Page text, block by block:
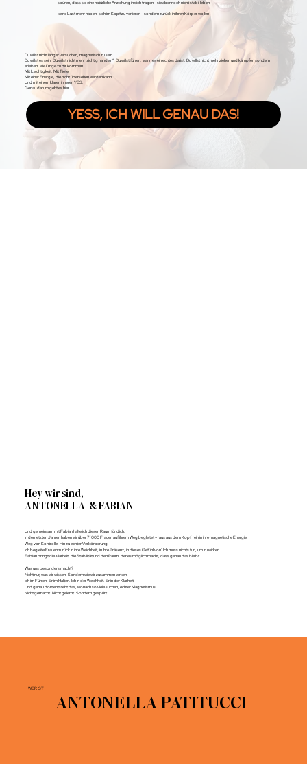
spüren, dass sie eine natürliche Anziehung in sich tragen – sie aber noch nicht stabil leben
keine Lust mehr haben, sich im Kopf zu verlieren – sondern zurück in ihren Körper wollen
Du willst nicht länger versuchen, magnetisch zu sein.
Du willst es sein. Du willst nicht mehr „richtig handeln“. Du willst fühlen, wann es ein echtes Ja ist. Du willst nicht mehr ziehen und kämpfen sondern
erleben, wie Dinge zu dir kommen.
Mit Leichtigkeit. Mit Tiefe.
Mit einer Energie, die nicht übersehen werden kann.
Und mit einem klaren inneren YES.
Genau darum geht es hier.
YESS, ICH WILL GENAU DAS!
Hey wir sind,
ANTONELLA & FABIAN
Und gemeinsam mit Fabian halte ich diesen Raum für dich.
In den letzten Jahren haben wir über 7’000 Frauen auf ihrem Weg begleitet – raus aus dem Kopf, rein in ihre magnetische Energie.
Weg von Kontrolle. Hin zu echter Verkörperung.
Ich begleite Frauen zurück in ihre Weichheit, in ihre Präsenz, in dieses Gefühl von: Ich muss nichts tun, um zu wirken.
Fabian bringt die Klarheit, die Stabilität und den Raum, der es möglich macht, dass genau das bleibt.
Was uns besonders macht?
Nicht nur, was wir wissen. Sondern wie wir zusammen wirken.
Ich im Fühlen. Er im Halten. Ich in der Weichheit. Er in der Klarheit.
Und genau dort entsteht das, wonach so viele suchen, echter Magnetismus.
Nicht gemacht. Nicht gelernt. Sondern gespürt.
WER IST
ANTONELLA PATITUCCI